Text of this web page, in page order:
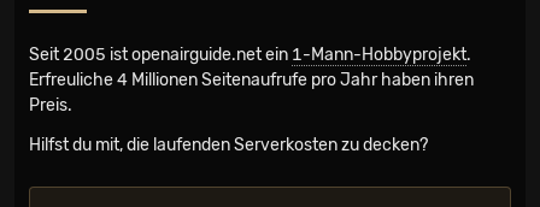
Seit 2005 ist openairguide.net ein 1-Mann-Hobbyprojekt.
Erfreuliche 4 Millionen Seiten­aufrufe pro Jahr haben ihren
Preis.
Hilfst du mit, die laufenden Serverkosten zu decken?